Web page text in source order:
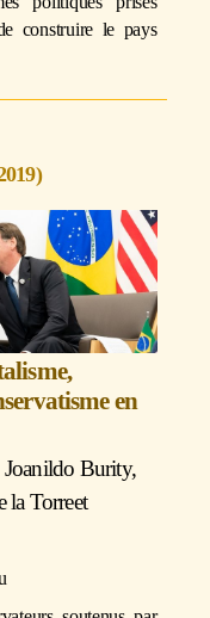
construire le pays
en
Joanildo Burity,
la Torreet